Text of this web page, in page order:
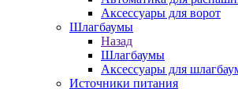
Аксессуары для ворот
Шлагбаумы
Назад
Шлагбаумы
Аксессуары для
Источники питания